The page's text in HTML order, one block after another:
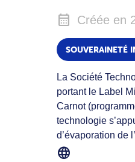
calendar_month Créée en
SOUVERAINETÉ
La Société
portant le Label
Carnot
technologie
d’évaporation de
language